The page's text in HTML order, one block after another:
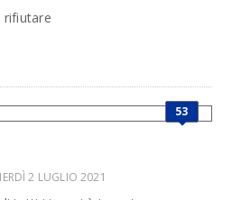
rifiutare
53
2 LUGLIO 2021